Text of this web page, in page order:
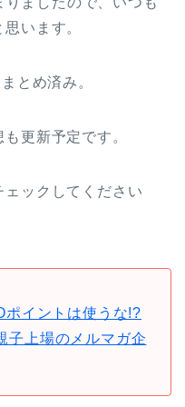
います。
とめ済み。
更新予定です。
ックしてください
ポイントは使うな!?
子上場のメルマガ企